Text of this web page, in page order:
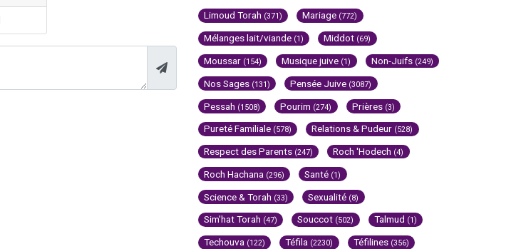
Limoud Torah (371) Mariage (772)
Mélanges lait/viande (1) Middot (69)
Moussar (154) Musique juive (1) Non-Juifs (249)
Nos Sages (131) Pensée Juive (3087)
Pessah (1508) Pourim (274) Prières (3)
Pureté Familiale (578) Relations & Pudeur (528)
Respect des Parents (247) Roch 'Hodech (4)
Roch Hachana (296) Santé (1)
Science & Torah (33) Sexualité (8)
Sim'hat Torah (47) Souccot (502) Talmud (1)
Techouva (122) Téfila (2230) Téfilines (356)